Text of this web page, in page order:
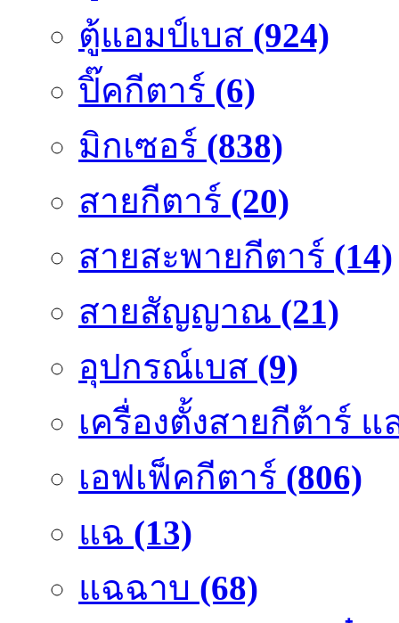
ตู้แอมป์เบส (924)
ปิ๊คกีตาร์ (6)
มิกเซอร์ (838)
สายกีตาร์ (20)
สายสะพายกีตาร์ (14)
สายสัญญาณ (21)
อุปกรณ์เบส (9)
เครื่องตั้งสายกีต้าร์ แ
เอฟเฟ็คกีตาร์ (806)
แฉ (13)
แฉฉาบ (68)